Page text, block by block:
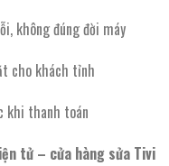
không đúng đời máy
cho khách tỉnh
khi thanh toán
tử – cửa hàng sửa Tivi